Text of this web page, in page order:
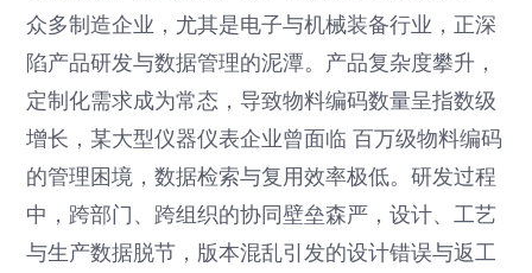
众多制造企业，尤其是电子与机械装备行业，正深
陷产品研发与数据管理的泥潭。产品复杂度攀升，
定制化需求成为常态，导致物料编码数量呈指数级
增长，某大型仪器仪表企业曾面临 百万级物料编码
的管理困境，数据检索与复用效率极低。研发过程
中，跨部门、跨组织的协同壁垒森严，设计、工艺
与生产数据脱节，版本混乱引发的设计错误与返工